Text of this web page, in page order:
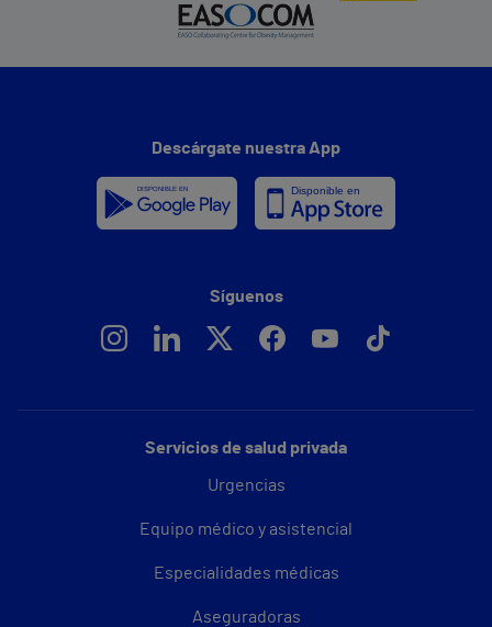
Servicios de salud privada
Urgencias
Equipo médico y asistencial
Especialidades médicas
Aseguradoras
Descárgate nuestra App
Síguenos